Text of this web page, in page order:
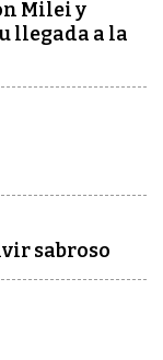
Milei y
llegada a la
sabroso